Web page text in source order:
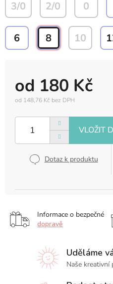
od 180 Kč
od 148,76 Kč bez DPH
cena:
Dotaz k produktu
3/0 2/0 0
6 8 10
Informace o bezpečné
dopravě
Uděláme
Naše